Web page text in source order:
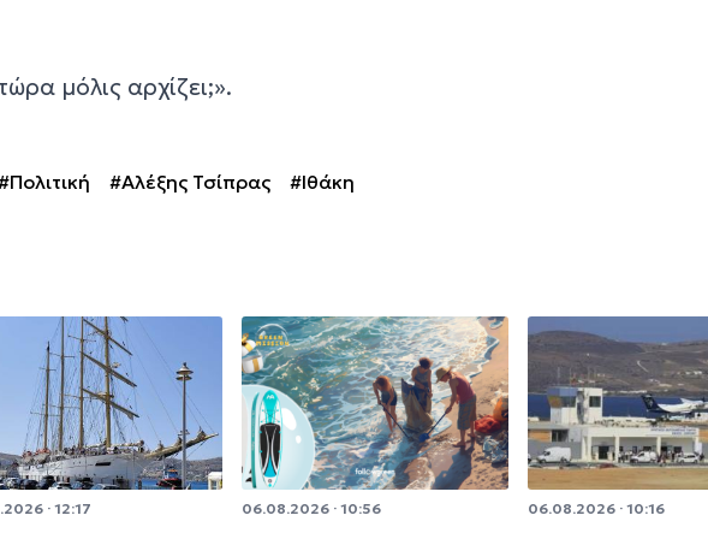
μόλις αρχίζει;».
#Αλέξης Τσίπρας #Ιθάκη
· 12:17 06.08.2026 · 10:56 06.08.2026 · 10:16